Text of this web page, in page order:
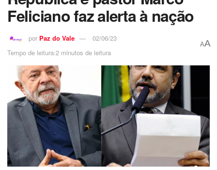
Feliciano faz alerta à nação
por Paz do Vale
02/06/23
Tempo de leitura:2 minutos de leitura
AA